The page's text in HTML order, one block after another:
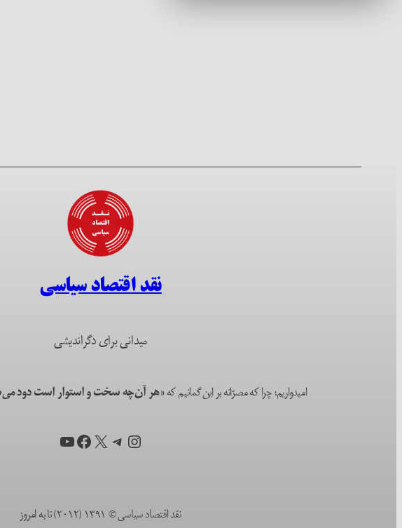
نقد اقتصاد سیاسی
میدانی برای دگراندیشی
امیدواریم؛ چرا که مصرّانه بر این گمانیم که«هر آن‌چه سخت و استوار است دود
اینستاگرم
تلگرام
X فیس‌بوک
یوتیوب
نقد اقتصاد سیاسی © ۱۳۹۱ (۲۰۱۲) تا به امروز